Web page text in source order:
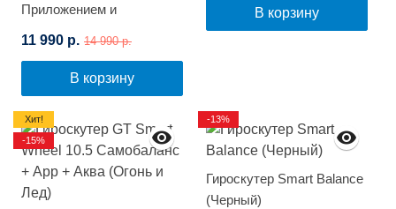
Приложением и
(Граффити)
11 990 р. 14 990 р.
В корзину
В корзину
Хит!
-15%
Гироскутер Smart Balance
(Черный)
-13%